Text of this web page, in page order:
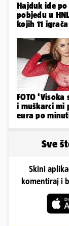
Hajduk ide
pobjedu u
kojih 11
FOTO 'Visoka
i muškarci mi
eura po
Sve
Skini
komentiraj i